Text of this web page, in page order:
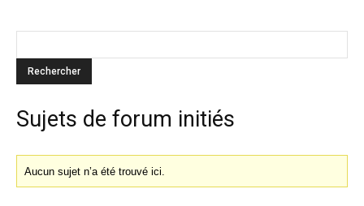
Sujets de forum initiés
Aucun sujet n’a été trouvé ici.